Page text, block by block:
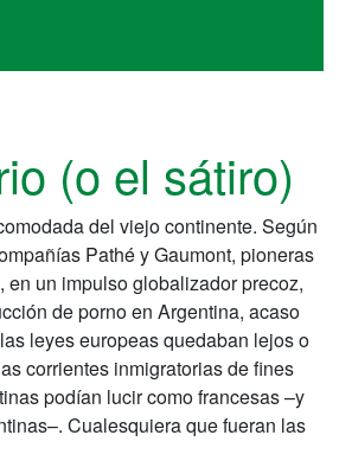
(o el sátiro)
del viejo continente. Según
Pathé y Gaumont, pioneras
en un impulso globalizador precoz,
de porno en Argentina, acaso
leyes europeas quedaban lejos o
corrientes inmigratorias de fines
podían lucir como francesas –y
Cualesquiera que fueran las